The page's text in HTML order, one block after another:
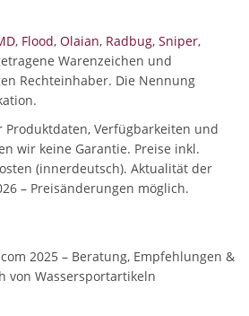
, Flood, Olaian, Radbug, Sniper,
Warenzeichen und
Rechteinhaber. Die Nennung
Produktdaten, Verfügbarkeiten und
wir keine Garantie. Preise inkl.
(innerdeutsch). Aktualität der
– Preisänderungen möglich.
2025 – Beratung, Empfehlungen &
von Wassersportartikeln